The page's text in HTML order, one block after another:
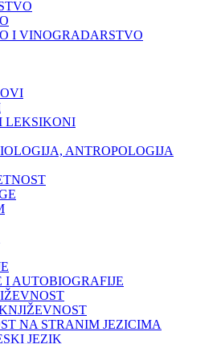
I VINOGRADARSTVO
LEKSIKONI
ANTROPOLOGIJA
I AUTOBIOGRAFIJE
NA STRANIM JEZICIMA
JEZIK